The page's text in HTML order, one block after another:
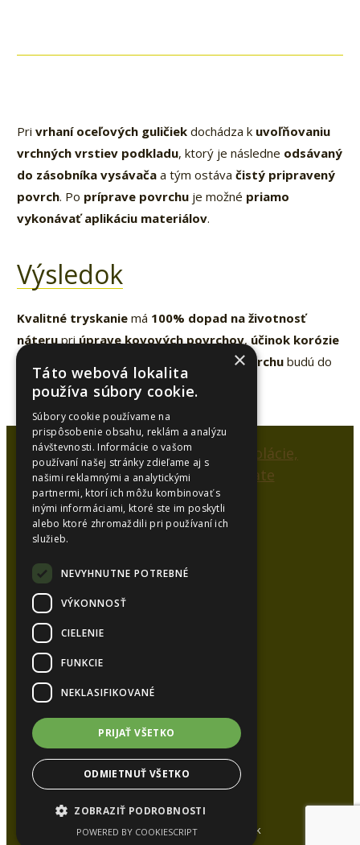
Pri vrhaní oceľových guličiekdochádza k uvoľňovaniu
vrchných vrstiev podkladu, ktorý je následne odsávaný
do zásobníka vysávačaa tým ostáva čistý pripravený
povrch. Po príprave povrchu je možné priamo
vykonávať aplikáciu materiálov.
Výsledok
Kvalitné tryskaniemá 100% dopad na životnosť
náterupriúprave kovových povrchov, účinok korózie
sa minimalizuje
náklady na údržbu povrchubudú do
budúcnostipodstatne nižšie .
SYNCOL, s.r.o.
038 15 Karlová
www.pur-izolacie.sk
All rights reserved www.syncol.sk
×
Táto webová lokalita
používa súbory cookie.
Súbory cookie používame na
prispôsobenie obsahu, reklám a analýzu
návštevnosti. Informácie o vašom
používaní našej stránky zdieľame aj s
našimi reklamnými a analytickými
partnermi, ktorí ich môžu kombinovať s
inými informáciami, ktoré ste im poskytli
alebo ktoré zhromaždili pri používaní ich
služieb.
NEVYHNUTNE POTREBNÉ
VÝKONNOSŤ
CIELENIE
FUNKCIE
NEKLASIFIKOVANÉ
PRIJAŤ VŠETKO
ODMIETNUŤ VŠETKO
ZOBRAZIŤ PODROBNOSTI
POWERED BY COOKIESCRIPT